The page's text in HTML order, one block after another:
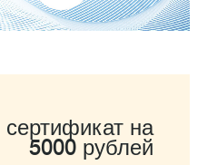
на
5000 рублей